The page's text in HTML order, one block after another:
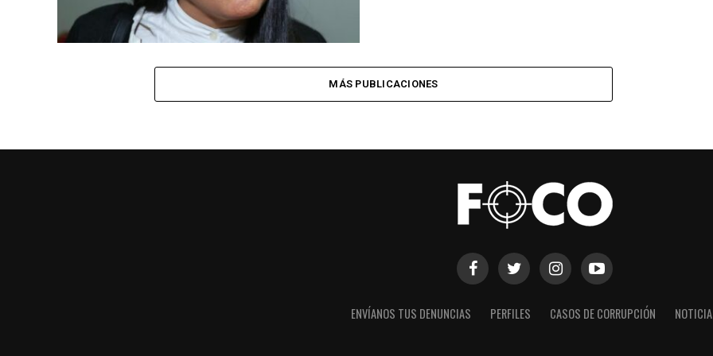
MÁS PUBLICACIONES
ENVÍANOS TUS DENUNCIAS PERFILES CASOS DE CORRUPCIÓN